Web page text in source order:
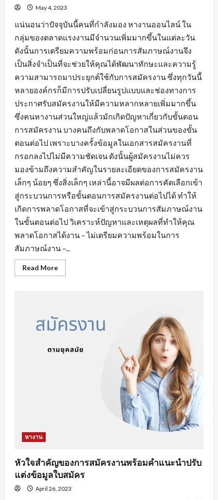
May 4, 2023
แน่นอนว่าปัจจุบันนี้คนที่กำลังมอง หางานออนไลน์ ใน
กลุ่มของตลาดแรงงานมีจำนวนเพิ่มมากขึ้นในแต่ละวัน
ดังนั้นการเตรียมความพร้อมก่อนการสัมภาษณ์งานจึง
เป็นสิ่งจำเป็นที่จะช่วยให้คุณได้พัฒนาทักษะและความรู้
ความสามารถมาประยุกต์ใช้กับการสมัครงาน ซึ่งทุกวันนี้
หลายองค์กรก็มีการปรับเปลี่ยนรูปแบบและช่องทางการ
ประกาศรับสมัครงานให้มีความหลากหลายเพิ่มมากขึ้น
ซึ่งคนหางานส่วนใหญ่แล้วมักเกิดปัญหาเกี่ยวกับขั้นตอน
การสมัครงาน บางคนถึงกับพลาดโอกาสในส่วนของขั้น
ตอนต่อไป เพราะบางครั้งข้อมูลในเอกสารสมัครงานที่
กรอกลงไปไม่มีความชัดเจน ดังนั้นผู้สมัครงานไม่ควร
มองข้ามถึงความสำคัญในรายละเอียดของการสมัครงาน
เล็กๆ น้อยๆ ซึ่งสิ่งเล็กๆ เหล่านี้อาจมีผลต่อการคัดเลือกเข้า
สู่กระบวนการหรือขั้นตอนการสมัครงานต่อไปได้ ทำให้
เกิดการพลาดโอกาสที่จะเข้าสู่กระบวนการสัมภาษณ์งาน
ในขั้นตอนต่อไป วิเคราะห์ปัญหาและเหตุผลที่ทำให้คุณ
พลาดโอกาสได้งาน – ไม่เตรียมความพร้อมในการ
สัมภาษณ์งาน –...
Read MoreRead
more
หา
งาน
จะ
ทำให้
หางาน
หัวใจสำคัญของการสมัครงานพร้อมคำแนะนำปรับ
แต่งข้อมูลใบสมัคร
April 26, 2023